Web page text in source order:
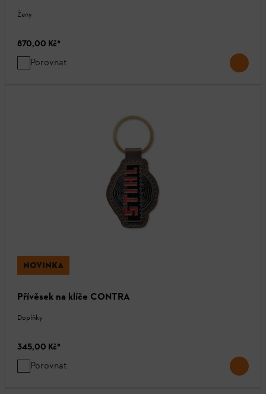
Ženy
870,00 Kč*
Porovnat
NOVINKA
Přívěsek na klíče CONTRA
Doplňky
345,00 Kč*
Porovnat